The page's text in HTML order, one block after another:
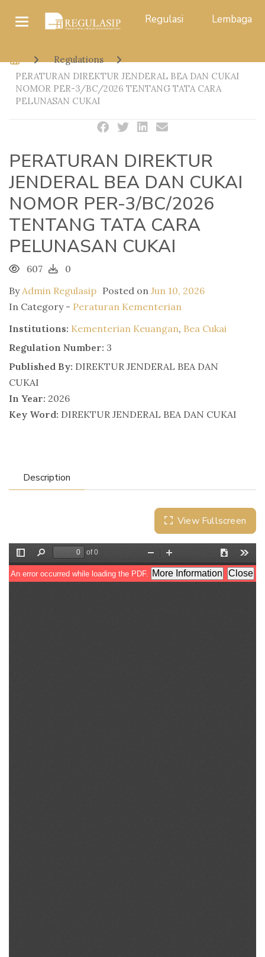
Regulasi Lembaga
Regulations
PERATURAN DIREKTUR JENDERAL BEA DAN CUKAI
NOMOR PER-3/BC/2026 TENTANG TATA CARA
PELUNASAN CUKAI
PERATURAN DIREKTUR
JENDERAL BEA DAN CUKAI
NOMOR PER-3/BC/2026
TENTANG TATA CARA
PELUNASAN CUKAI
607
0
ByAdmin Regulasip Posted on Jun 10, 2026
In Category - Peraturan Kementerian
Institutions: Kementerian Keuangan, Bea Cukai
Regulation Number: 3
Published By: DIREKTUR JENDERAL BEA DAN
CUKAI
In Year: 2026
Key Word: DIREKTUR JENDERAL BEA DAN CUKAI
Description
View Fullscreen